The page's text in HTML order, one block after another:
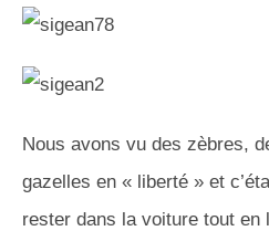
Nous avons vu des zèbres,
gazelles en « liberté » et
rester dans la voiture tout en